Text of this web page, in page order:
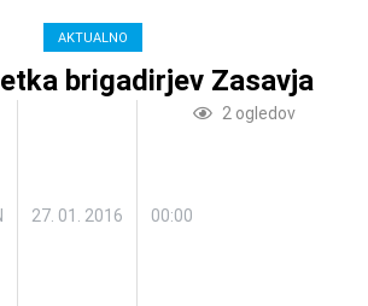
AKTUALNO
brigadirjev Zasavja
27. 01. 2016 00:00
2 ogledov